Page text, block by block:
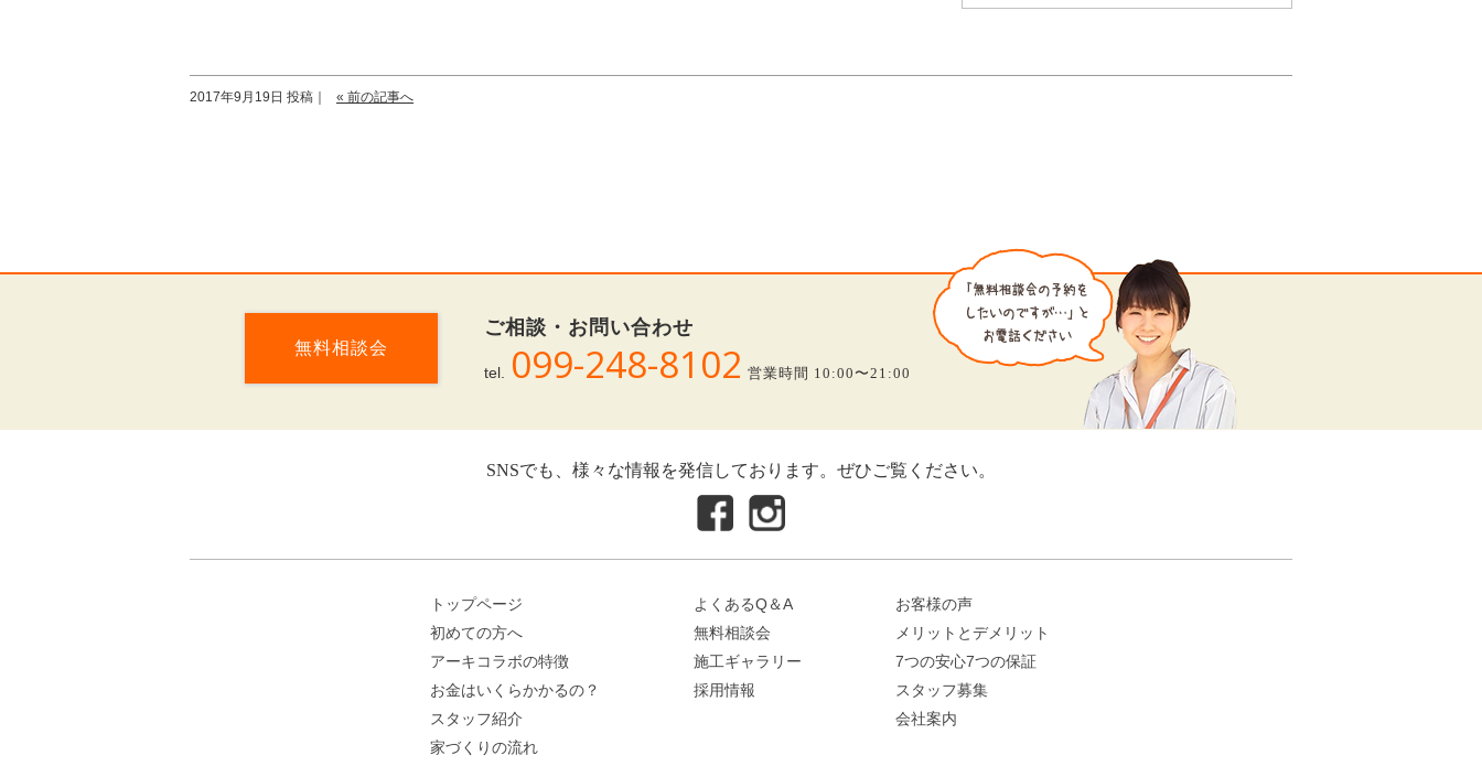
2017年9月19日 投稿｜ « 前の記事へ
ご相談・お問い合わせ
tel. 099-248-8102 営業時間 10:00〜21:00
無料相談会
SNSでも、様々な情報を発信しております。ぜひご覧ください。
トップページ
初めての方へ
アーキコラボの特徴
お金はいくらかかるの？
スタッフ紹介
家づくりの流れ
よくあるQ＆A
無料相談会
施工ギャラリー
採用情報
お客様の声
メリットとデメリット
7つの安心7つの保証
スタッフ募集
会社案内